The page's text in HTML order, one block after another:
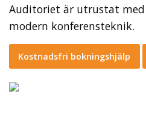
Auditoriet är utrustat med
modern konferensteknik.
Kostnadsfri bokningshjälp